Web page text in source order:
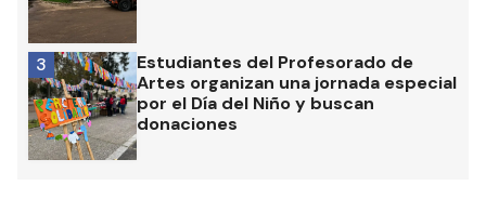
Estudiantes del Profesorado de
Artes organizan una jornada especial
por el Día del Niño y buscan
donaciones
3